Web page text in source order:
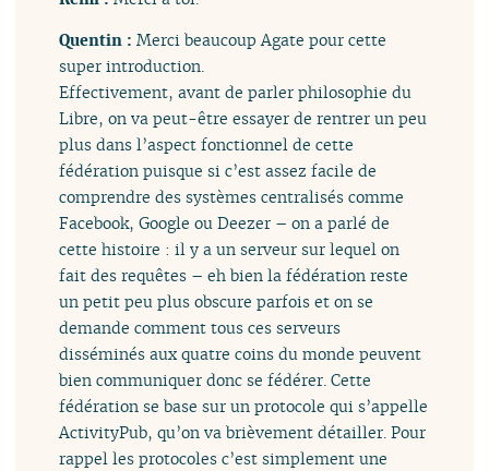
Quentin :Merci beaucoup Agate pour cette
super introduction.
Effectivement, avant de parler philosophie du
Libre, on va peut-être essayer de rentrer un peu
plus dans l’aspect fonctionnel de cette
fédération puisque si c’est assez facile de
comprendre des systèmes centralisés comme
Facebook, Google ou Deezer – on a parlé de
cette histoire : il y a un serveur sur lequel on
fait des requêtes – eh bien la fédération reste
un petit peu plus obscure parfois et on se
demande comment tous ces serveurs
disséminés aux quatre coins du monde peuvent
bien communiquer donc se fédérer. Cette
fédération se base sur un protocole qui s’appelle
ActivityPub, qu’on va brièvement détailler. Pour
rappel les protocoles c’est simplement une